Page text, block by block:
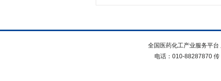
全国医药化工产业服务平
电话：010-88287870